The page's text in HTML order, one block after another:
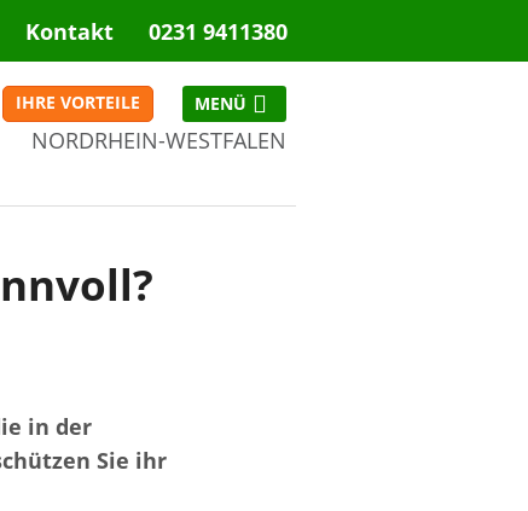
Kontakt 0231 9411380
IHRE VORTEILE
NORDRHEIN-WESTFALEN
in der
Sie ihr